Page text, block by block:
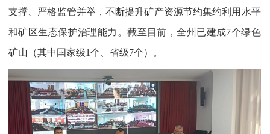
支撑、严格监管并举，不断提升矿产资源节约集约利用水平
和矿区生态保护治理能力。截至目前，全州已建成7个绿色
矿山（其中国家级1个、省级7个）。